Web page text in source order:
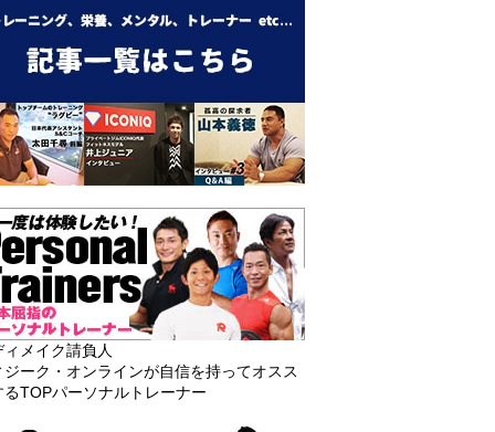
ィメイク請負人
ジーク・オンラインが自信を持ってオスス
るTOPパーソナルトレーナー